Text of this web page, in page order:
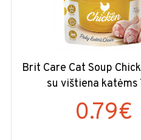
Brit Care Cat Soup
su vištiena katėms
0.79€